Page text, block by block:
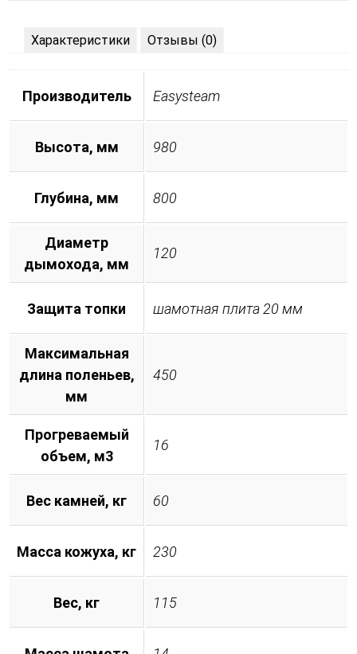
Характеристики Отзывы (0)
Производитель Easysteam
Высота, мм 980
Глубина, мм 800
Диаметр
дымохода, мм
120
Защита топки шамотная плита 20 мм
Максимальная
длина поленьев,
мм
450
Прогреваемый
объем, м3
16
Вес камней, кг 60
Масса кожуха, кг 230
Вес, кг 115